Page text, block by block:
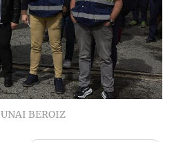
UNAI BEROIZ